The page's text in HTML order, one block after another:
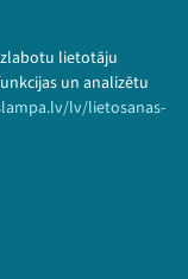
lietotāju
un analizētu
lv/lietosanas-
tiesības